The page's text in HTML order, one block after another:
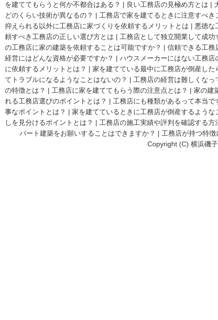
を建ててもらうと何か不都合はある？ | 良い工務店の見極め方とは |
どのくらい技術が異なるの？ | 工務店で家を建てるときに注意すべき
抑えられる以外に工務店に家づくりを依頼するメリットとは | 悪徳な
頼すべき工務店の正しい選び方とは | 工務店として独立開業して成
の工務店に家の建築を依頼することは可能ですか？ | 信頼できる工務
経営にはどんな資格が必要ですか？ | ハウスメーカーにはない工務店
に依頼するメリットとは？ | 家を建てている最中に工務店が倒産した
てトラブルになるようなことはないの？ | 工務店の経営は難しくな
の特徴とは？ | 工務店に家を建ててもらう際の注意点とは？ | 家の建
れる工務店選びのポイントとは？ | 工務店にも種類があるって本当で
事なポイントとは？ | 家を建てているときに工務店が倒産するような
しを見分けるポイントとは？ | 工務店の施工実績や評判を確認する方
パート建築をお願いすることはできますか？ | 工務店が持つ特
Copyright (C) 横浜磯